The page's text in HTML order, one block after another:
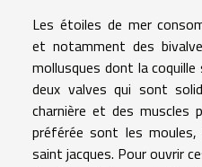
Les étoiles de mer
et notamment des
mollusques dont la coquille
deux valves qui sont
charnière et des muscles
préférée sont les
saint jacques. Pour ouvrir